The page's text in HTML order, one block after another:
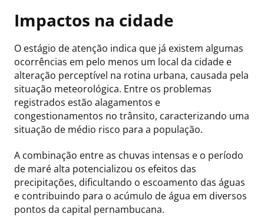
Impactos na cidade
O estágio de atenção indica que já existem algumas
ocorrências em pelo menos um local da cidade e
alteração perceptível na rotina urbana, causada pela
situação meteorológica. Entre os problemas
registrados estão alagamentos e
congestionamentos no trânsito, caracterizando uma
situação de médio risco para a população.
A combinação entre as chuvas intensas e o período
de maré alta potencializou os efeitos das
precipitações, dificultando o escoamento das águas
e contribuindo para o acúmulo de água em diversos
pontos da capital pernambucana.